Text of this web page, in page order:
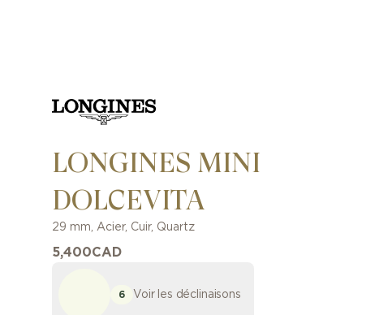
LONGINES MINI
DOLCEVITA
29 mm, Acier, Cuir, Quartz
5,400CAD
6 Voir les déclinaisons